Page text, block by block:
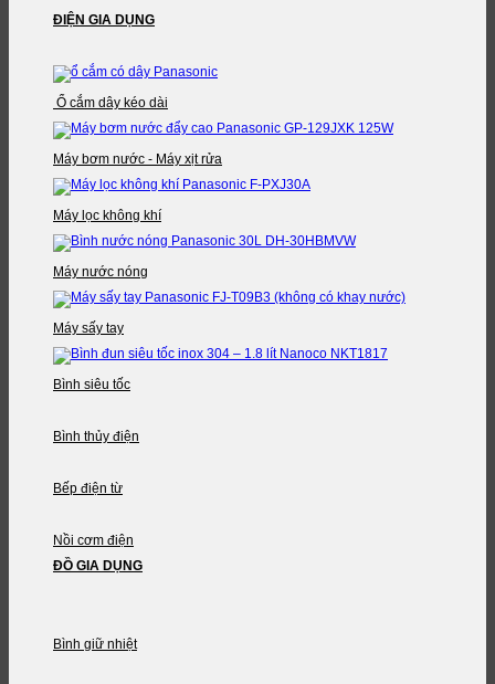
ĐIỆN GIA DỤNG
Ổ cắm dây kéo dài
Máy bơm nước - Máy xịt rửa
Máy lọc không khí
Máy nước nóng
Máy sấy tay
Bình siêu tốc
Bình thủy điện
Bếp điện từ
Nồi cơm điện
ĐỒ GIA DỤNG
Bình giữ nhiệt